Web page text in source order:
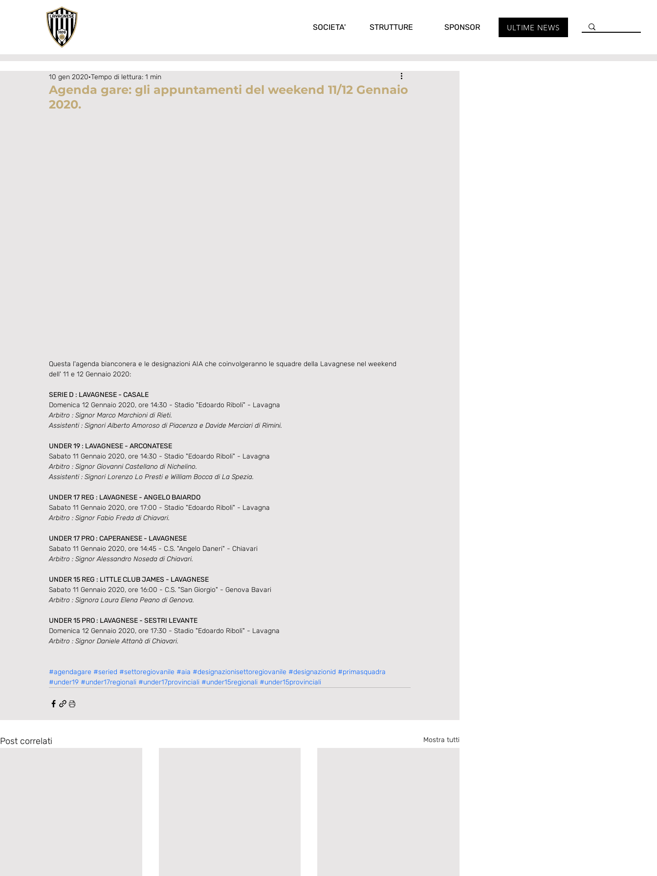
SOCIETA' STRUTTURE SPONSOR ULTIME NEWS
Agenda gare: gli appuntamenti del weekend 11/12 Gennaio
2020.
10 gen 2020 Tempo di lettura: 1 min
Questa l'agenda bianconera e le designazioni AIA che coinvolgeranno le squadre della Lavagnese nel weekend
dell' 11 e 12 Gennaio 2020:
SERIE D : LAVAGNESE - CASALE
Domenica 12 Gennaio 2020, ore 14:30 - Stadio "Edoardo Riboli" - Lavagna
Arbitro : Signor Marco Marchioni di Rieti.
Assistenti : Signori Alberto Amoroso di Piacenza e Davide Merciari di Rimini.
UNDER 19 : LAVAGNESE - ARCONATESE
Sabato 11 Gennaio 2020, ore 14:30 - Stadio "Edoardo Riboli" - Lavagna
Arbitro : Signor Giovanni Castellano di Nichelino.
Assistenti : Signori Lorenzo Lo Presti e William Bocca di La Spezia.
UNDER 17 REG : LAVAGNESE - ANGELO BAIARDO
Sabato 11 Gennaio 2020, ore 17:00 - Stadio "Edoardo Riboli" - Lavagna
Arbitro : Signor Fabio Freda di Chiavari.
UNDER 17 PRO : CAPERANESE - LAVAGNESE
Sabato 11 Gennaio 2020, ore 14:45 - C.S. "Angelo Daneri" - Chiavari
Arbitro : Signor Alessandro Noseda di Chiavari.
UNDER 15 REG : LITTLE CLUB JAMES - LAVAGNESE
Sabato 11 Gennaio 2020, ore 16:00 - C.S. "San Giorgio" - Genova Bavari
Arbitro : Signora Laura Elena Peano di Genova.
UNDER 15 PRO : LAVAGNESE - SESTRI LEVANTE
Domenica 12 Gennaio 2020, ore 17:30 - Stadio "Edoardo Riboli" - Lavagna
Arbitro : Signor Daniele Attanà di Chiavari.
#agendagare #seried #settoregiovanile #aia #designazionisettoregiovanile #designazionid #primasquadra
#under19 #under17regionali #under17provinciali #under15regionali #under15provinciali
Post correlati Mostra tutti